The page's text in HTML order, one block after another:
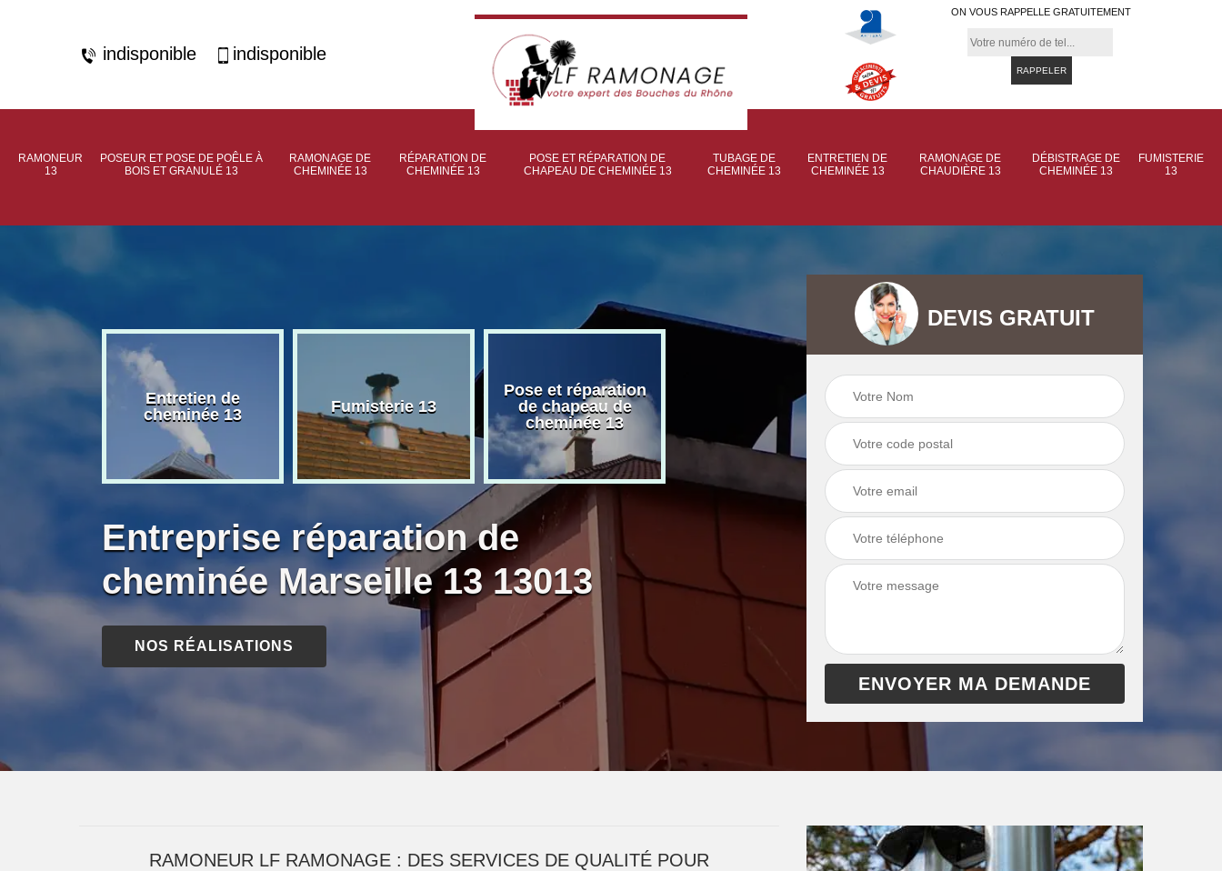
indisponible indisponible
ON VOUS RAPPELLE GRATUITEMENT
RAMONEUR
13
POSEUR ET POSE DE POÊLE À
BOIS ET GRANULÉ 13
RAMONAGE DE
CHEMINÉE 13
RÉPARATION DE
CHEMINÉE 13
POSE ET RÉPARATION DE
CHAPEAU DE CHEMINÉE 13
TUBAGE DE
CHEMINÉE 13
ENTRETIEN DE
CHEMINÉE 13
RAMONAGE DE
CHAUDIÈRE 13
DÉBISTRAGE DE
CHEMINÉE 13
FUMISTERIE
13
Entretien de
cheminée 13
Fumisterie 13
Pose et réparation
de chapeau de
cheminée 13
Poseur et pose de
poêle à bois et
granulé 13
Ramonage de
chaudière 13
Ramonage de
cheminée 13
Entreprise réparation de
cheminée Marseille 13 13013
NOS RÉALISATIONS
DEVIS GRATUIT
RAMONEUR LF RAMONAGE : DES SERVICES DE QUALITÉ POUR